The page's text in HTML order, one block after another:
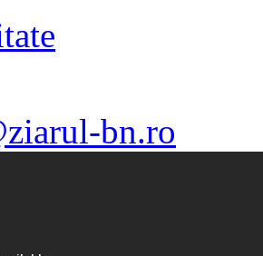
bn.ro